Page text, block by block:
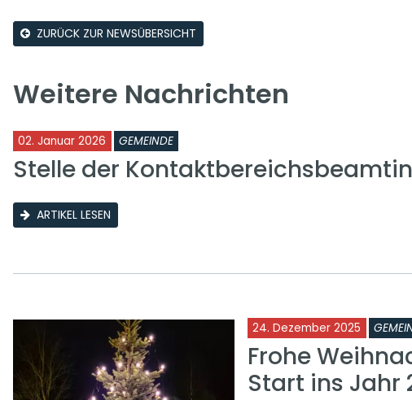
ZURÜCK ZUR NEWSÜBERSICHT
Weitere Nachrichten
02. Januar 2026 GEMEINDE
Stelle der
ARTIKEL LESEN
24. Dezember 2025
Frohe
Start ins Jahr